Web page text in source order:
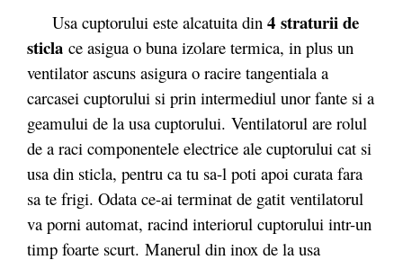
Usa cuptorului este alcatuita din 4 straturii de
sticla ce asigua o buna izolare termica, in plus un
ventilator ascuns asigura o racire tangentiala a
carcasei cuptorului si prin intermediul unor fante si a
geamului de la usa cuptorului. Ventilatorul are rolul
de a raci componentele electrice ale cuptorului cat si
usa din sticla, pentru ca tu sa-l poti apoi curata fara
sa te frigi. Odata ce-ai terminat de gatit ventilatorul
va porni automat, racind interiorul cuptorului intr-un
timp foarte scurt. Manerul din inox de la usa